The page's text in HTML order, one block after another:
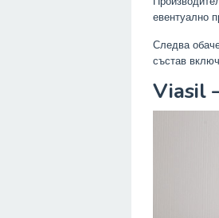
евентуално
Следва
състав
Viasil